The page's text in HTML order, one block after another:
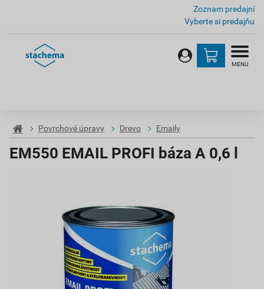
Zoznam predajní
Vyberte si predajňu
MENU
Povrchové úpravy Drevo Emaily
EM550 EMAIL PROFI báza A 0,6 l